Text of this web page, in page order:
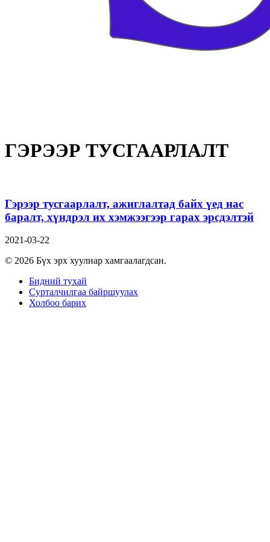
ГЭРЭЭР ТУСГААРЛАЛТ
Гэрээр тусгаарлалт, ажиглалтад байх үед нас
баралт, хүндрэл их хэмжээгээр гарах эрсдэлтэй
2021-03-22
© 2026 Бүх эрх хуулиар хамгаалагдсан.
Бидний тухай
Сурталчилгаа байршуулах
Холбоо барих